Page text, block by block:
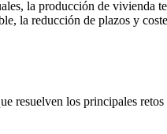
la producción de vivienda
la reducción de plazos y
resuelven los principales retos